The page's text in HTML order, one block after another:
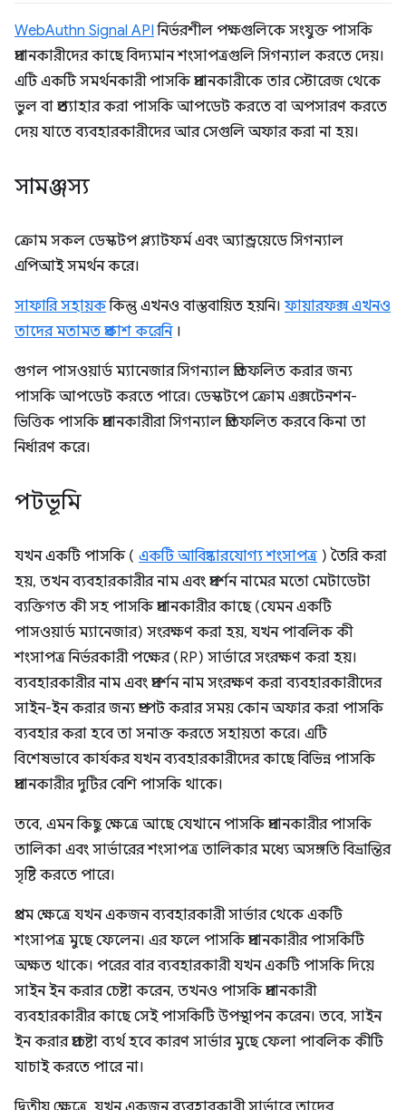
WebAuthn Signal API নির্ভরশীল পক্ষগুলিকে সংযুক্ত পাসকি
প্রদানকারীদের কাছে বিদ্যমান শংসাপত্রগুলি সিগন্যাল করতে দেয়।
এটি একটি সমর্থনকারী পাসকি প্রদানকারীকে তার স্টোরেজ থেকে
ভুল বা প্রত্যাহার করা পাসকি আপডেট করতে বা অপসারণ করতে
দেয় যাতে ব্যবহারকারীদের আর সেগুলি অফার করা না হয়।
সামঞ্জস্য
ক্রোম সকল ডেস্কটপ প্ল্যাটফর্ম এবং অ্যান্ড্রয়েডে সিগন্যাল
এপিআই সমর্থন করে।
সাফারি সহায়ককিন্তু এখনও বাস্তবায়িত হয়নি। ফায়ারফক্স এখনও
তাদের মতামত প্রকাশ করেনি।
গুগল পাসওয়ার্ড ম্যানেজার সিগন্যাল প্রতিফলিত করার জন্য
পাসকি আপডেট করতে পারে। ডেস্কটপে ক্রোম এক্সটেনশন-
ভিত্তিক পাসকি প্রদানকারীরা সিগন্যাল প্রতিফলিত করবে কিনা তা
নির্ধারণ করে।
পটভূমি
যখন একটি পাসকি ( একটি আবিষ্কারযোগ্য শংসাপত্র ) তৈরি করা
হয়, তখন ব্যবহারকারীর নাম এবং প্রদর্শন নামের মতো মেটাডেটা
ব্যক্তিগত কী সহ পাসকি প্রদানকারীর কাছে (যেমন একটি
পাসওয়ার্ড ম্যানেজার) সংরক্ষণ করা হয়, যখন পাবলিক কী
শংসাপত্র নির্ভরকারী পক্ষের (RP) সার্ভারে সংরক্ষণ করা হয়।
ব্যবহারকারীর নাম এবং প্রদর্শন নাম সংরক্ষণ করা ব্যবহারকারীদের
সাইন-ইন করার জন্য প্রম্পট করার সময় কোন অফার করা পাসকি
ব্যবহার করা হবে তা সনাক্ত করতে সহায়তা করে। এটি
বিশেষভাবে কার্যকর যখন ব্যবহারকারীদের কাছে বিভিন্ন পাসকি
প্রদানকারীর দুটির বেশি পাসকি থাকে।
তবে, এমন কিছু ক্ষেত্রে আছে যেখানে পাসকি প্রদানকারীর পাসকি
তালিকা এবং সার্ভারের শংসাপত্র তালিকার মধ্যে অসঙ্গতি বিভ্রান্তির
সৃষ্টি করতে পারে।
প্রথম ক্ষেত্রে যখন একজন ব্যবহারকারী সার্ভার থেকে একটি
শংসাপত্র মুছে ফেলেন। এর ফলে পাসকি প্রদানকারীর পাসকিটি
অক্ষত থাকে। পরের বার ব্যবহারকারী যখন একটি পাসকি দিয়ে
সাইন ইন করার চেষ্টা করেন, তখনও পাসকি প্রদানকারী
ব্যবহারকারীর কাছে সেই পাসকিটি উপস্থাপন করেন। তবে, সাইন
ইন করার প্রচেষ্টা ব্যর্থ হবে কারণ সার্ভার মুছে ফেলা পাবলিক কীটি
যাচাই করতে পারে না।